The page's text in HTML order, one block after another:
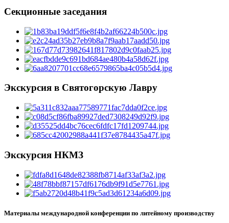
Секционные заседания
Экскурсия в Святогорскую Лавру
Экскурсия НКМЗ
Материалы международной конференции по литейному производству